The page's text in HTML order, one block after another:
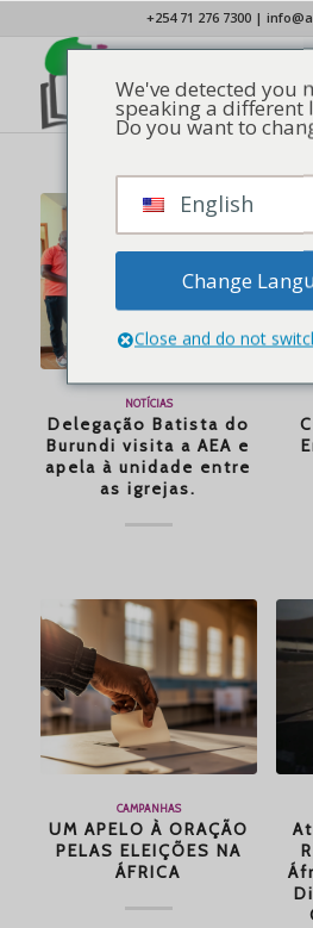
+254 71 276 7300|
NOTÍCIAS
Delegação Batista do
Burundi visita a AEA e
apela à unidade entre
as igrejas.
CAMPANHAS
UM APELO À ORAÇÃO
PELAS ELEIÇÕES NA
ÁFRICA
We've detected you
speaking a different
Do you want to
English
Change
Close and do not